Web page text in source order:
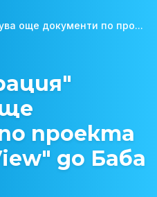
още документи по про...
проекта
до Баба